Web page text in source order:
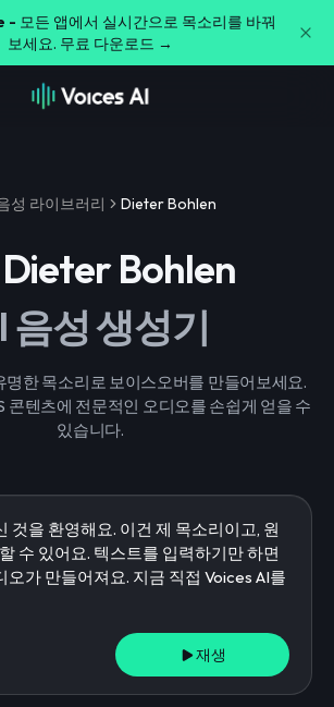
- 모든 앱에서 실시간으로 목소리를 바꿔
보세요. 무료 다운로드 →
성 라이브러리 Dieter Bohlen
Dieter Bohlen
음성 생성기
한 목소리로 보이스오버를 만들어보세요.
콘텐츠에 전문적인 오디오를 손쉽게 얻을 수
있습니다.
재생